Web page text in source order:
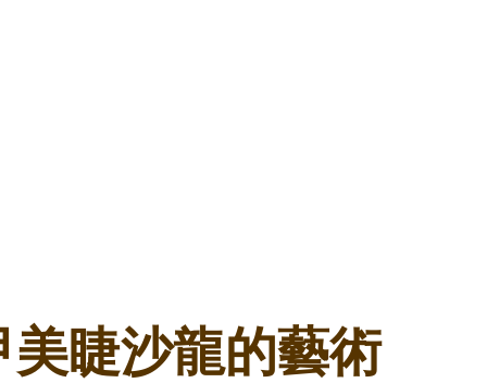
睫沙龍的藝術